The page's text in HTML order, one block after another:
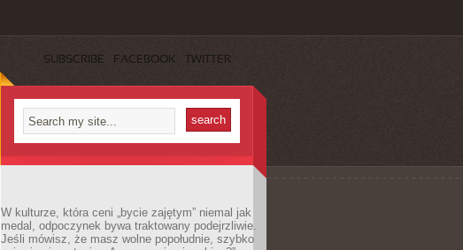
SUBSCRIBE FACEBOOK TWITTER
W kulturze, która ceni „bycie zajętym” niemal jak
medal, odpoczynek bywa traktowany podejrzliwie.
Jeśli mówisz, że masz wolne popołudnie, szybko